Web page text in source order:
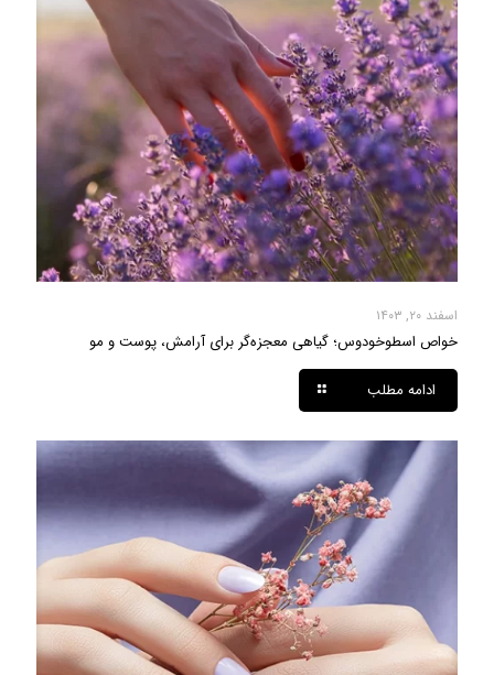
اسفند ۲۰, ۱۴۰۳
خواص اسطوخودوس؛ گیاهی معجزه‌گر برای آرامش، پوست و مو
ادامه مطلب